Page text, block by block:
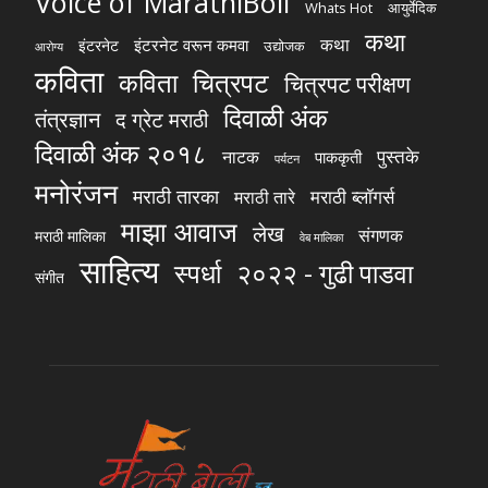
Whats Hot आयुर्वेदिक
आरोग्य इंटरनेट इंटरनेट वरून कमवा उद्योजक कथा कथा
कविता कविता चित्रपट चित्रपट परीक्षण
तंत्रज्ञान द ग्रेट मराठी दिवाळी अंक
दिवाळी अंक २०१८
नाटक पर्यटन पाककृती पुस्तके
मनोरंजन मराठी तारका मराठी तारे मराठी ब्लॉगर्स
मराठी मालिका माझा आवाज लेख वेब मालिका संगणक
संगीत साहित्य स्पर्धा २०२२ - गुढी पाडवा